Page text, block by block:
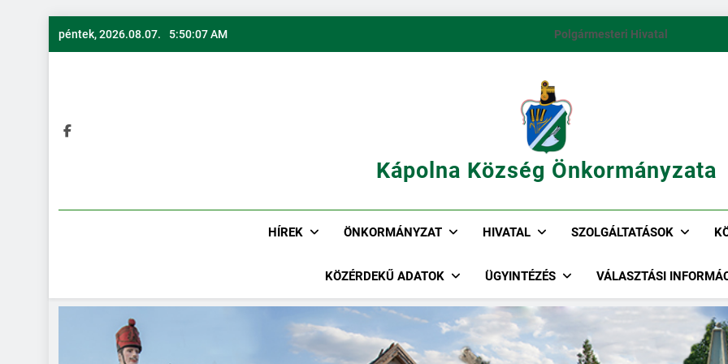
péntek, 2026.08.07. 5:50:08 AM Polgármesteri Hivatal
Kápolna Község Önkormányzata
HÍREK ÖNKORMÁNYZAT HIVATAL SZOLGÁLTATÁSOK
KÖZÉRDEKŰ ADATOK ÜGYINTÉZÉS VÁLASZTÁSI